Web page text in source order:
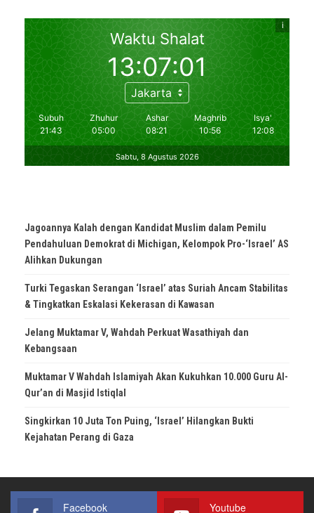
Jagoannya Kalah dengan Kandidat Muslim dalam Pemilu
Pendahuluan Demokrat di Michigan, Kelompok Pro-‘Israel’ AS
Alihkan Dukungan
Turki Tegaskan Serangan ‘Israel’ atas Suriah Ancam Stabilitas
& Tingkatkan Eskalasi Kekerasan di Kawasan
Jelang Muktamar V, Wahdah Perkuat Wasathiyah dan
Kebangsaan
Muktamar V Wahdah Islamiyah Akan Kukuhkan 10.000 Guru Al-
Qur’an di Masjid Istiqlal
Singkirkan 10 Juta Ton Puing, ‘Israel’ Hilangkan Bukti
Kejahatan Perang di Gaza
Facebook Youtube